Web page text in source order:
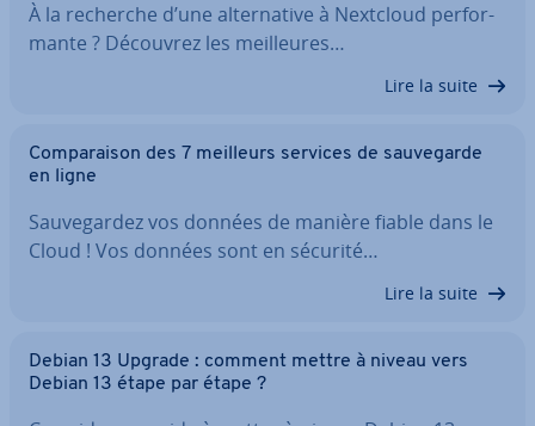
À la recherche d’une al­ter­na­tive à Nextcloud per­for­
mante ? Découvrez les meil­leures…
Lire la suite
Com­pa­rai­son des 7 meilleurs services de sau­ve­garde
en ligne
Sau­ve­gar­dez vos données de manière fiable dans le
Cloud ! Vos données sont en sécurité…
Lire la suite
Debian 13 Upgrade : comment mettre à niveau vers
Debian 13 étape par étape ?